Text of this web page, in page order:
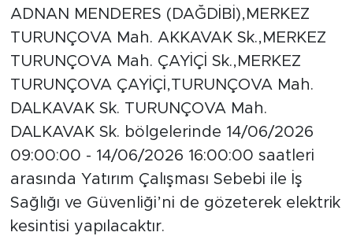
ADNAN MENDERES (DAĞDİBİ),MERKEZ
TURUNÇOVA Mah. AKKAVAK Sk.,MERKEZ
TURUNÇOVA Mah. ÇAYİÇİ Sk.,MERKEZ
TURUNÇOVA ÇAYİÇİ,TURUNÇOVA Mah.
DALKAVAK Sk. TURUNÇOVA Mah.
DALKAVAK Sk. bölgelerinde 14/06/2026
09:00:00 - 14/06/2026 16:00:00 saatleri
arasında Yatırım Çalışması Sebebi ile İş
Sağlığı ve Güvenliği’ni de gözeterek elektrik
kesintisi yapılacaktır.